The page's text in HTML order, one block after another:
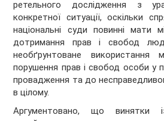
ретельного дослідження з
конкретної ситуації, оскільки
національні суди повинні мати
дотримання прав і свобод
необґрунтоване
порушення прав і свобод особи у
провадження та до
в цілому.
Аргументовано, що винятки